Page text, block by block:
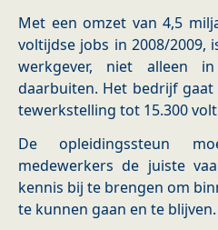
Met een omzet van 4,5
voltijdse jobs in 2008/2009,
werkgever, niet alleen
daarbuiten. Het bedrijf
tewerkstelling tot 15.300
De opleidingssteun
medewerkers de juiste
kennis bij te brengen om
te kunnen gaan en te blijven.